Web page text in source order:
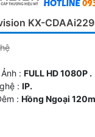
KX-
: FULL HD 1080P .
⚛️ Camera Công nghệ : IP.
✪ Xem Được Ban Đêm : Hồng Ngoại